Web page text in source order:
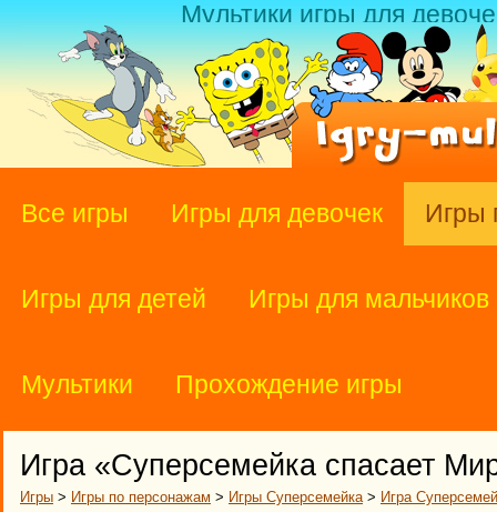
Мультики игры для
Все игры Игры для девочек Игры
Игры для детей Игры для мальчиков
Мультики Прохождение игры
Игра «Суперсемейка спасает
Игры > Игры по персонажам > Игры Суперсемейка> Игра